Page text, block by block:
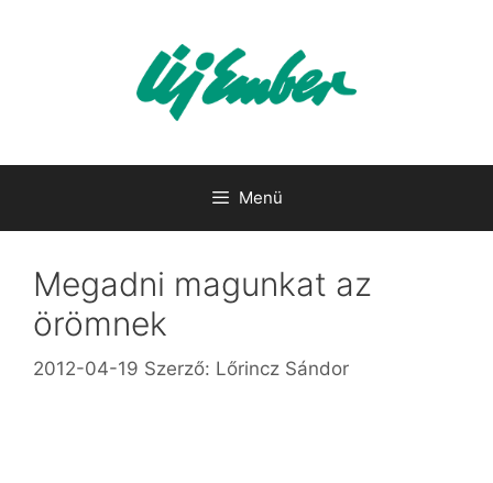
Menü
Megadni magunkat az
örömnek
2012-04-19 Szerző: Lőrincz Sándor